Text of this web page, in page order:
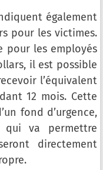
également
pour les victimes.
pour les employés
il est possible
l’équivalent
12 mois. Cette
fond d’urgence,
va permettre
directement